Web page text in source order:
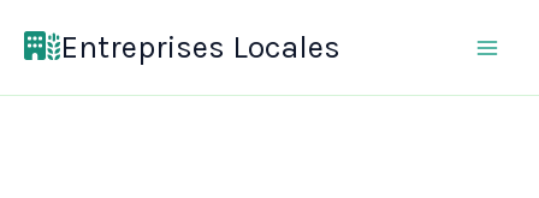
Entreprises Locales